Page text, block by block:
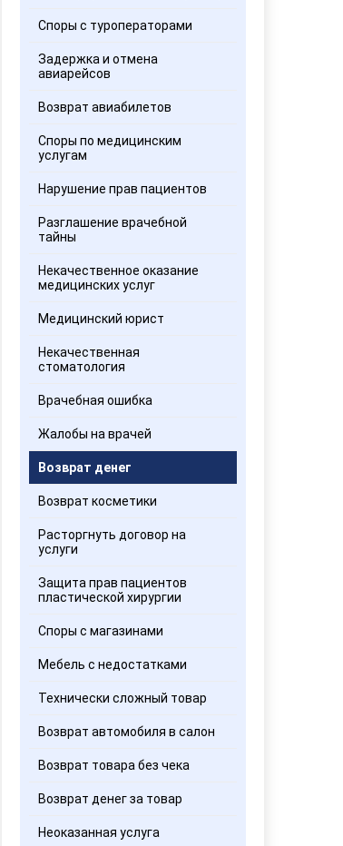
Споры с туроператорами
Задержка и отмена
авиарейсов
Возврат авиабилетов
Споры по медицинским
услугам
Нарушение прав пациентов
Разглашение врачебной
тайны
Некачественное оказание
медицинских услуг
Медицинский юрист
Некачественная
стоматология
Врачебная ошибка
Жалобы на врачей
Возврат денег
Возврат косметики
Расторгнуть договор на
услуги
Защита прав пациентов
пластической хирургии
Споры с магазинами
Мебель с недостатками
Технически сложный товар
Возврат автомобиля в салон
Возврат товара без чека
Возврат денег за товар
Неоказанная услуга